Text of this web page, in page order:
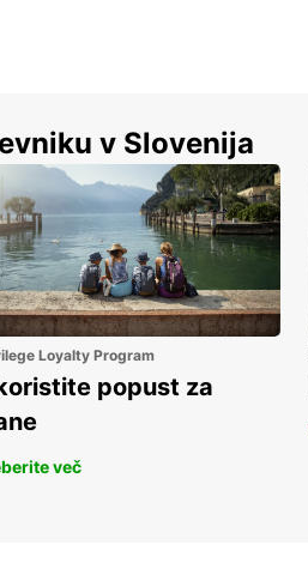
v Slovenija
Loyalty Program
popust za
več